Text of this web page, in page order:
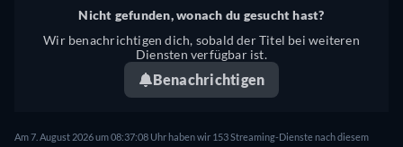
Nicht gefunden, wonach du gesucht hast?
Wir benachrichtigen dich, sobald der Titel bei weiteren
Diensten verfügbar ist.
Benachrichtigen
Am 7. August 2026 um 08:37:08 Uhr haben wir 153 Streaming-Dienste nach diesem